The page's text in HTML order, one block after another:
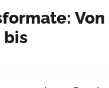
Von
bis